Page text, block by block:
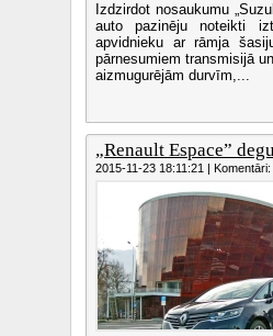
Izdzirdot nosaukumu
auto pazinēju noteikti
apvidnieku ar rāmja
pārnesumiem transmisijā
aizmugurējām durvīm,...
„Renault Espace”
2015-11-23 18:11:21 |